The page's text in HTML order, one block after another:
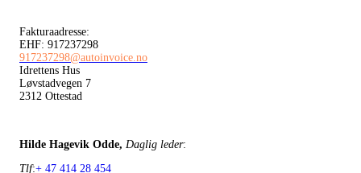
Fakturaadresse:
EHF: 917237298
917237298@autoinvoice.no
Idrettens Hus
Løvstadvegen 7
2312 Ottestad
Hilde Hagevik Odde, Daglig leder:
Tlf:+ 47 414 28 454